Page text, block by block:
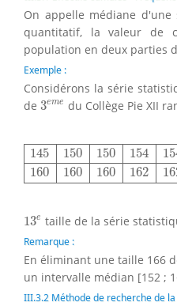
On appelle médiane
quantitatif, la valeur de
population en deux parties
Exemple :
Considérons la série
de 3eme
3em e
du Collège Pie XII
145 150 150 154
160
160 160 162
145150150154154154
13e
13etaille de la série
Remarque :
En éliminant une taille 166
un intervalle médian [152 ;
III.3.2 Méthode de recherche de